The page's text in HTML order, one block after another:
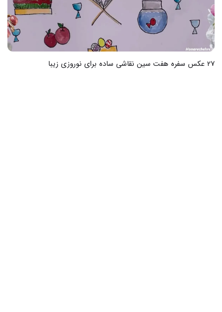
28 عکس از دنیای جادویی یونیکورن نقاشی